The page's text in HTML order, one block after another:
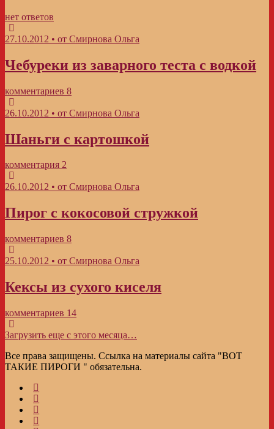
нет ответов
27.10.2012 • от Смирнова Ольга
Чебуреки из заварного теста с водкой
комментариев 8
26.10.2012 • от Смирнова Ольга
Шаньги с картошкой
комментария 2
26.10.2012 • от Смирнова Ольга
Пирог с кокосовой стружкой
комментариев 8
25.10.2012 • от Смирнова Ольга
Кексы из сухого киселя
комментариев 14
Загрузить еще с этого месяца…
Все права защищены. Ссылка на материалы сайта "ВОТ
ТАКИЕ ПИРОГИ " обязательна.